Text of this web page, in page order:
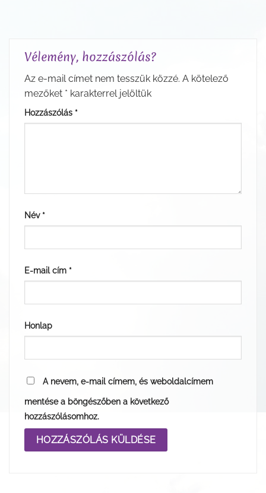
Vélemény, hozzászólás?
Az e-mail címet nem tesszük közzé. A kötelező
mezőket * karakterrel jelöltük
Hozzászólás *
Név *
E-mail cím *
Honlap
A nevem, e-mail címem, és weboldalcímem
mentése a böngészőben a következő
hozzászólásomhoz.